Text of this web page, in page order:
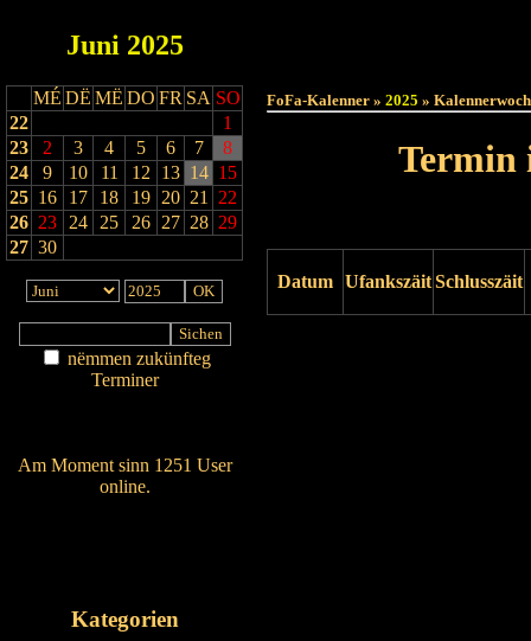
Juni 2025
MÉ DË MË DO FR SA SO
22
1
23
2 3 4 5 6 7
8
24
9 10 11 12 13 14 15
25 16 17 18 19 20 21
22
26 23 24 25 26 27 28 29
27 30
nëmmen zukünfteg
Terminer
Am Moment sinn 1251 User
online.
Kategorien
FoFa-Kalenner » 2025 »
Termin
Datum UfankszäitSchlusszäit